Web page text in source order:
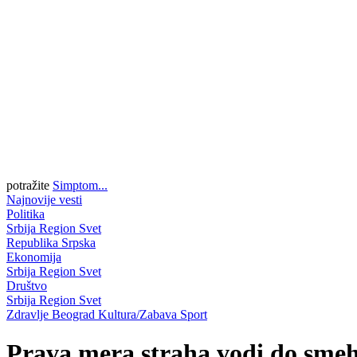
potražite Simptom...
Najnovije vesti
Politika
Srbija Region Svet
Republika Srpska
Ekonomija
Srbija Region Svet
Društvo
Srbija Region Svet
Zdravlje Beograd Kultura/Zabava Sport